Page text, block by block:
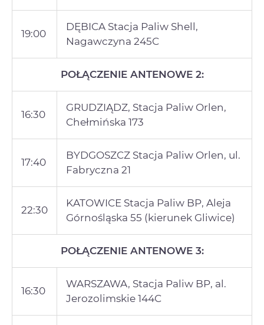
19:00
DĘBICA Stacja Paliw Shell,
Nagawczyna 245C
POŁĄCZENIE ANTENOWE 2:
16:30
GRUDZIĄDZ, Stacja Paliw Orlen,
Chełmińska 173
17:40
BYDGOSZCZ Stacja Paliw Orlen, ul.
Fabryczna 21
22:30
KATOWICE Stacja Paliw BP, Aleja
Górnośląska 55 (kierunek Gliwice)
POŁĄCZENIE ANTENOWE 3:
16:30
WARSZAWA, Stacja Paliw BP, al.
Jerozolimskie 144C